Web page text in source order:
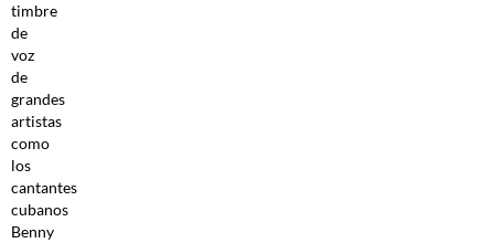
timbre
de
voz
de
grandes
artistas
como
los
cantantes
cubanos
Benny